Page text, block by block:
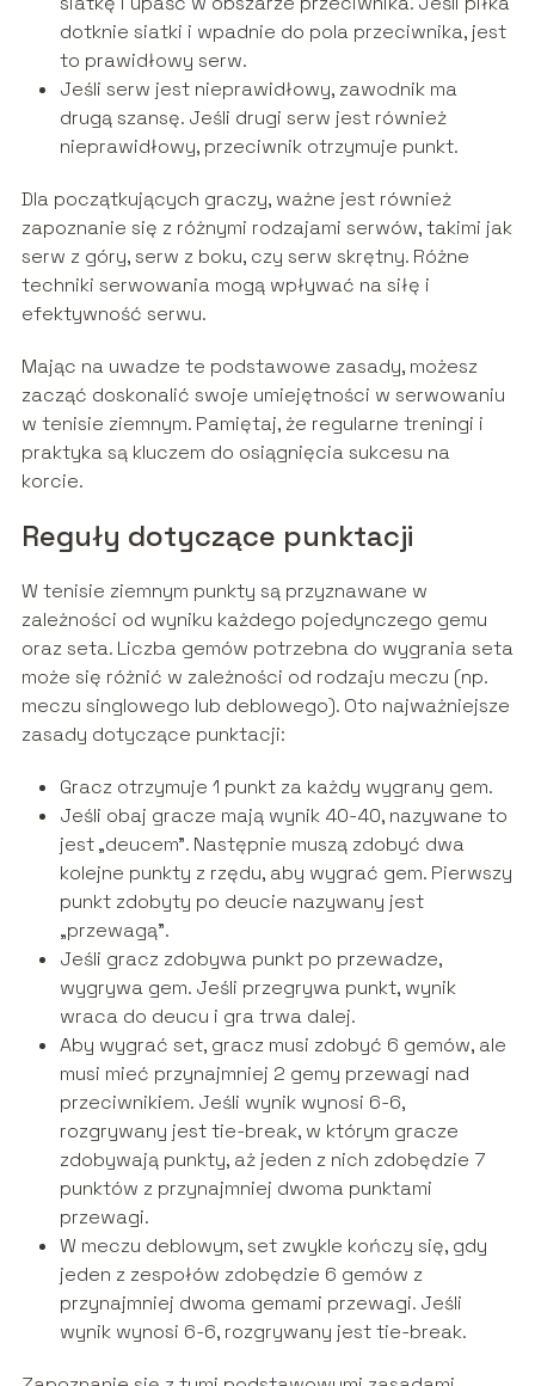
dotknie siatki i wpadnie do pola przeciwnika, jest
to prawidłowy serw.
Jeśli serw jest nieprawidłowy, zawodnik ma
drugą szansę. Jeśli drugi serw jest również
nieprawidłowy, przeciwnik otrzymuje punkt.
Dla początkujących graczy, ważne jest również
zapoznanie się z różnymi rodzajami serwów, takimi jak
serw z góry, serw z boku, czy serw skrętny. Różne
techniki serwowania mogą wpływać na siłę i
efektywność serwu.
Mając na uwadze te podstawowe zasady, możesz
zacząć doskonalić swoje umiejętności w serwowaniu
w tenisie ziemnym. Pamiętaj, że regularne treningi i
praktyka są kluczem do osiągnięcia sukcesu na
korcie.
Reguły dotyczące punktacji
W tenisie ziemnym punkty są przyznawane w
zależności od wyniku każdego pojedynczego gemu
oraz seta. Liczba gemów potrzebna do wygrania seta
może się różnić w zależności od rodzaju meczu (np.
meczu singlowego lub deblowego). Oto najważniejsze
zasady dotyczące punktacji:
Gracz otrzymuje 1 punkt za każdy wygrany gem.
Jeśli obaj gracze mają wynik 40-40, nazywane to
jest „deucem”. Następnie muszą zdobyć dwa
kolejne punkty z rzędu, aby wygrać gem. Pierwszy
punkt zdobyty po deucie nazywany jest
„przewagą”.
Jeśli gracz zdobywa punkt po przewadze,
wygrywa gem. Jeśli przegrywa punkt, wynik
wraca do deucu i gra trwa dalej.
Aby wygrać set, gracz musi zdobyć 6 gemów, ale
musi mieć przynajmniej 2 gemy przewagi nad
przeciwnikiem. Jeśli wynik wynosi 6-6,
rozgrywany jest tie-break, w którym gracze
zdobywają punkty, aż jeden z nich zdobędzie 7
punktów z przynajmniej dwoma punktami
przewagi.
W meczu deblowym, set zwykle kończy się, gdy
jeden z zespołów zdobędzie 6 gemów z
przynajmniej dwoma gemami przewagi. Jeśli
wynik wynosi 6-6, rozgrywany jest tie-break.